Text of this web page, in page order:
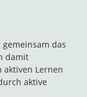
das
damit
Lernen
aktive